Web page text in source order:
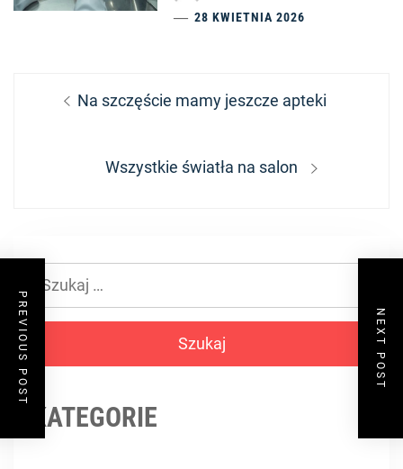
28 KWIETNIA 2026
Nawigacja
wpisu
Previous
Na szczęście mamy jeszcze apteki
Next
Wszystkie światła na salon
PREVIOUS POST NEXT POST
Szukaj:
KATEGORIE